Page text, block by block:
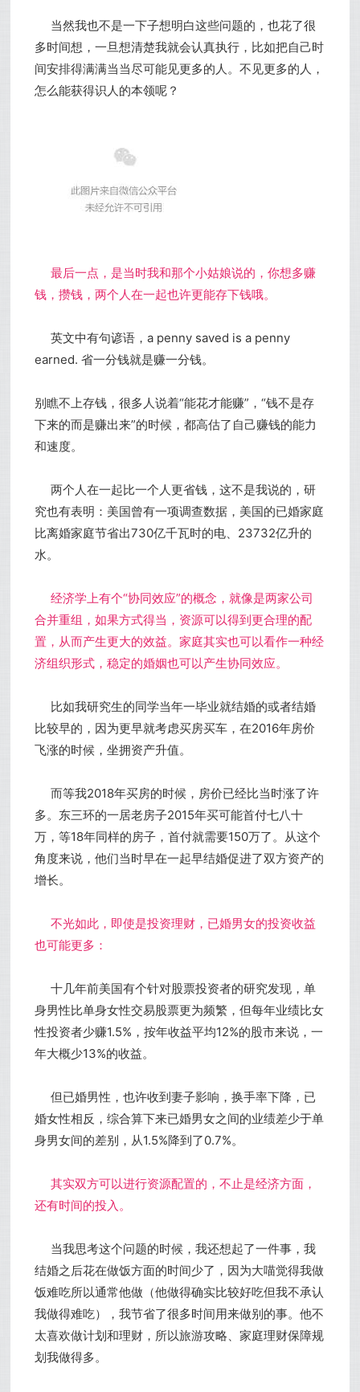
当然我也不是一下子想明白这些问题的，也花了很
多时间想，一旦想清楚我就会认真执行，比如把自己时
间安排得满满当当尽可能见更多的人。不见更多的人，
怎么能获得识人的本领呢？
最后一点，是当时我和那个小姑娘说的，你想多赚
钱，攒钱，两个人在一起也许更能存下钱哦。
英文中有句谚语，a penny saved is a penny
earned. 省一分钱就是赚一分钱。
别瞧不上存钱，很多人说着“能花才能赚”，“钱不是存
下来的而是赚出来”的时候，都高估了自己赚钱的能力
和速度。
两个人在一起比一个人更省钱，这不是我说的，研
究也有表明：美国曾有一项调查数据，美国的已婚家庭
比离婚家庭节省出730亿千瓦时的电、23732亿升的
水。
经济学上有个“协同效应”的概念，就像是两家公司
合并重组，如果方式得当，资源可以得到更合理的配
置，从而产生更大的效益。家庭其实也可以看作一种经
济组织形式，稳定的婚姻也可以产生协同效应。
比如我研究生的同学当年一毕业就结婚的或者结婚
比较早的，因为更早就考虑买房买车，在2016年房价
飞涨的时候，坐拥资产升值。
而等我2018年买房的时候，房价已经比当时涨了许
多。东三环的一居老房子2015年买可能首付七八十
万，等18年同样的房子，首付就需要150万了。从这个
角度来说，他们当时早在一起早结婚促进了双方资产的
增长。
不光如此，即使是投资理财，已婚男女的投资收益
也可能更多：
十几年前美国有个针对股票投资者的研究发现，单
身男性比单身女性交易股票更为频繁，但每年业绩比女
性投资者少赚1.5%，按年收益平均12%的股市来说，一
年大概少13%的收益。
但已婚男性，也许收到妻子影响，换手率下降，已
婚女性相反，综合算下来已婚男女之间的业绩差少于单
身男女间的差别，从1.5%降到了0.7%。
其实双方可以进行资源配置的，不止是经济方面，
还有时间的投入。
当我思考这个问题的时候，我还想起了一件事，我
结婚之后花在做饭方面的时间少了，因为大喵觉得我做
饭难吃所以通常他做（他做得确实比较好吃但我不承认
我做得难吃），我节省了很多时间用来做别的事。他不
太喜欢做计划和理财，所以旅游攻略、家庭理财保障规
划我做得多。